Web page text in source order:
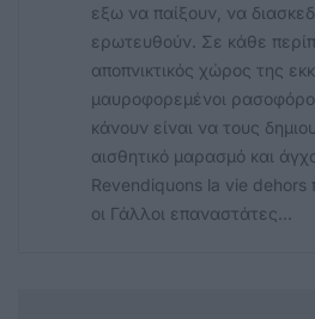
εξω να παίξουν, να
ερωτευθούν. Σε κάθε
αποπνικτικός χώρος της
μαυροφορεμένοι
κάνουν είναι να τους
αισθητικό μαρασμό και
Revendiquons la vie dehors
οι Γάλλοι επαναστάτες...